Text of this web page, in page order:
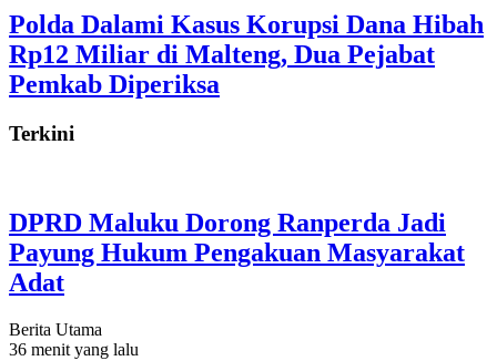
Polda Dalami Kasus Korupsi Dana Hibah
Rp12 Miliar di Malteng, Dua Pejabat
Pemkab Diperiksa
Terkini
DPRD Maluku Dorong Ranperda Jadi
Payung Hukum Pengakuan Masyarakat
Adat
Berita Utama
36 menit yang lalu